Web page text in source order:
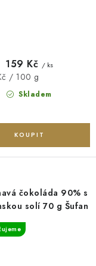
Skladem
159 Kč / ks
/ 100 g
čokoláda 90% s
solí 70 g Šufan